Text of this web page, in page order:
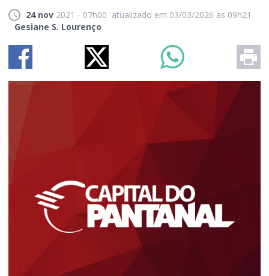
24 nov 2021 - 07h00 atualizado em 03/03/2026 às 09h21
Gesiane S. Lourenço